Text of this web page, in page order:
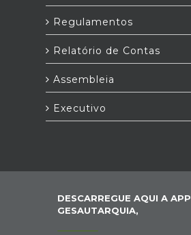
Regulamentos
Relatório de Contas
Assembleia
Executivo
DESCARREGUE AQUI A APP
GESAUTARQUIA,